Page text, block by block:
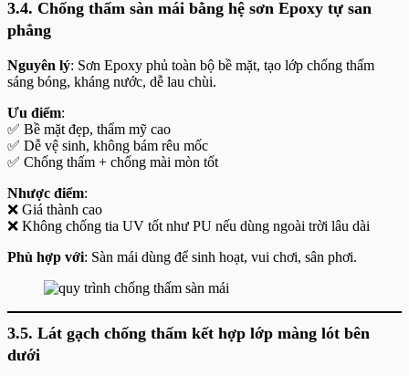
3.4. Chống thấm sàn mái bằng hệ sơn Epoxy tự san
phẳng
Nguyên lý: Sơn Epoxy phủ toàn bộ bề mặt, tạo lớp chống thấm
sáng bóng, kháng nước, dễ lau chùi.
Ưu điểm:
✅ Bề mặt đẹp, thẩm mỹ cao
✅ Dễ vệ sinh, không bám rêu mốc
✅ Chống thấm + chống mài mòn tốt
Nhược điểm:
❌ Giá thành cao
❌ Không chống tia UV tốt như PU nếu dùng ngoài trời lâu dài
Phù hợp với: Sàn mái dùng để sinh hoạt, vui chơi, sân phơi.
3.5. Lát gạch chống thấm kết hợp lớp màng lót bên
dưới